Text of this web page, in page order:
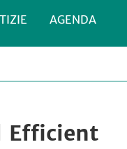
AGENDA
Efficient